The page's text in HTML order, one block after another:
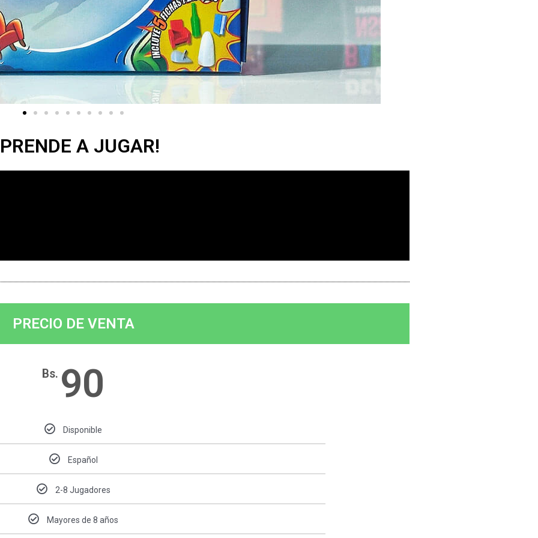
A JUGAR!
PRECIO DE VENTA
Bs. 90
Disponible
Español
2-8 Jugadores
Mayores de 8 años